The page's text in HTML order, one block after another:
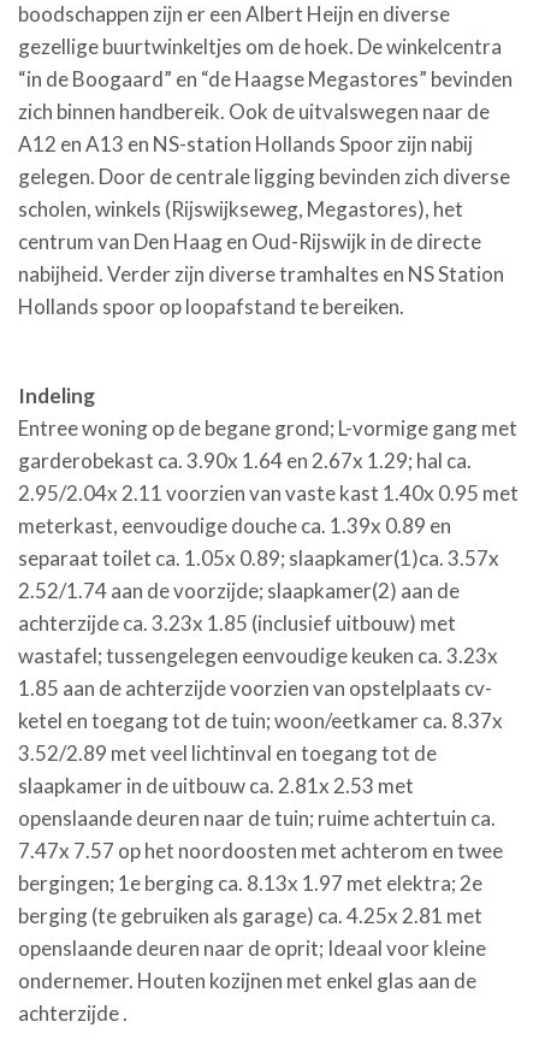
boodschappen zijn er een Albert Heijn en diverse
gezellige buurtwinkeltjes om de hoek. De winkelcentra
“in de Boogaard” en “de Haagse Megastores” bevinden
zich binnen handbereik. Ook de uitvalswegen naar de
A12 en A13 en NS-station Hollands Spoor zijn nabij
gelegen. Door de centrale ligging bevinden zich diverse
scholen, winkels (Rijswijkseweg, Megastores), het
centrum van Den Haag en Oud-Rijswijk in de directe
nabijheid. Verder zijn diverse tramhaltes en NS Station
Hollands spoor op loopafstand te bereiken.
Indeling
Entree woning op de begane grond; L-vormige gang met
garderobekast ca. 3.90x 1.64 en 2.67x 1.29; hal ca.
2.95/2.04x 2.11 voorzien van vaste kast 1.40x 0.95 met
meterkast, eenvoudige douche ca. 1.39x 0.89 en
separaat toilet ca. 1.05x 0.89; slaapkamer(1)ca. 3.57x
2.52/1.74 aan de voorzijde; slaapkamer(2) aan de
achterzijde ca. 3.23x 1.85 (inclusief uitbouw) met
wastafel; tussengelegen eenvoudige keuken ca. 3.23x
1.85 aan de achterzijde voorzien van opstelplaats cv-
ketel en toegang tot de tuin; woon/eetkamer ca. 8.37x
3.52/2.89 met veel lichtinval en toegang tot de
slaapkamer in de uitbouw ca. 2.81x 2.53 met
openslaande deuren naar de tuin; ruime achtertuin ca.
7.47x 7.57 op het noordoosten met achterom en twee
bergingen; 1e berging ca. 8.13x 1.97 met elektra; 2e
berging (te gebruiken als garage) ca. 4.25x 2.81 met
openslaande deuren naar de oprit; Ideaal voor kleine
ondernemer. Houten kozijnen met enkel glas aan de
achterzijde .